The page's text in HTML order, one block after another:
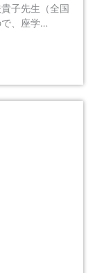
子先生（全国
で、座学…